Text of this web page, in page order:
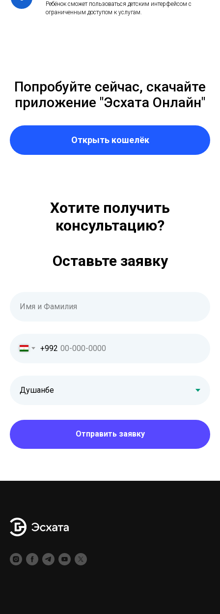
Ребёнок сможет пользоваться детским интерфейсом с
ограниченным доступом к услугам.
Попробуйте сейчас, скачайте
приложение "Эсхата Онлайн"
Открыть кошелёк
Хотите получить
консультацию?
Оставьте заявку
Имя и Фамилия
+992
Отправить заявку